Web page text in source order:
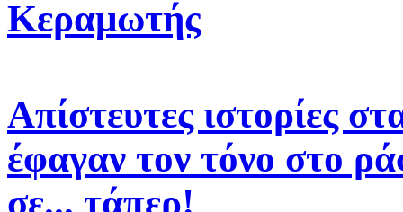
Κεραμωτής
Απίστευτες ιστορίες
έφαγαν τον τόνο στο
σε... τάπερ!